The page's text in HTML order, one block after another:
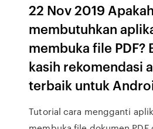
22 Nov 2019
membutuhkan
membuka file PDF?
kasih rekomendasi
terbaik untuk
Tutorial cara mengganti